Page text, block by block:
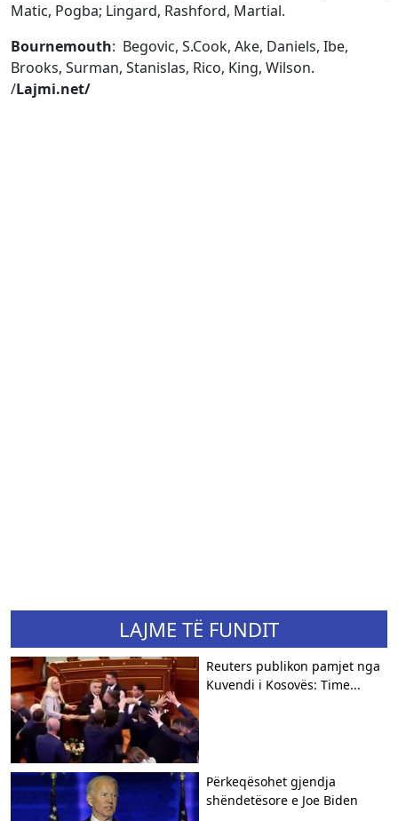
Matic, Pogba; Lingard, Rashford, Martial.
Bournemouth: Begovic, S.Cook, Ake, Daniels, Ibe,
Brooks, Surman, Stanislas, Rico, King, Wilson.
/Lajmi.net/
LAJME TË FUNDIT
Reuters publikon pamjet nga
Kuvendi i Kosovës: Time...
Përkeqësohet gjendja
shëndetësore e Joe Biden